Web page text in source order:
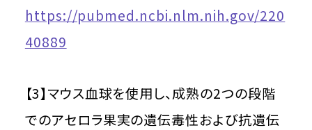
https://pubmed.ncbi.nlm.nih.gov/220
40889
【3】マウス血球を使用し、成熟の2つの段階
でのアセロラ果実の遺伝毒性および抗遺伝